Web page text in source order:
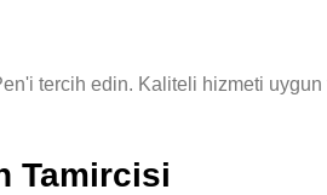
tercih edin. Kaliteli hizmeti
Tamircisi